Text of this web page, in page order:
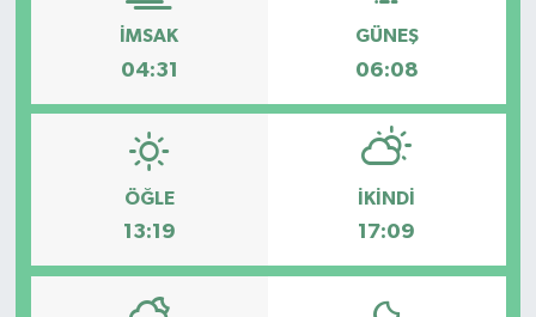
İMSAK
04:31
GÜNEŞ
06:08
ÖĞLE
13:19
İKINDI
17:09
TEKNOLOJİ
TİCARET
YAŞAM